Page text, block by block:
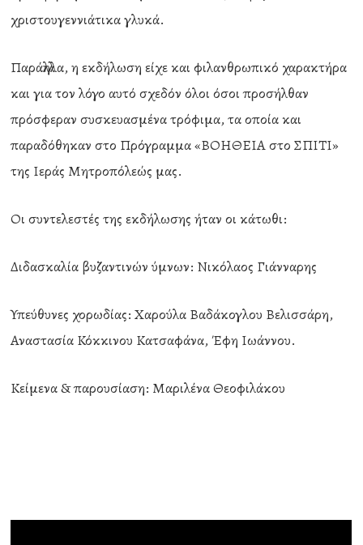
χριστουγεννιάτικα γλυκά.
Παράλληλα, η εκδήλωση είχε και φιλανθρωπικό χαρακτήρα
και για τον λόγο αυτό σχεδόν όλοι όσοι προσήλθαν
πρόσφεραν συσκευασμένα τρόφιμα, τα οποία και
παραδόθηκαν στο Πρόγραμμα «ΒΟΗΘΕΙΑ στο ΣΠΙΤΙ»
της Ιεράς Μητροπόλεώς μας.
Οι συντελεστές της εκδήλωσης ήταν οι κάτωθι:
Διδασκαλία βυζαντινών ύμνων: Νικόλαος Γιάνναρης
Υπεύθυνες χορωδίας: Χαρούλα Βαδάκογλου Βελισσάρη,
Αναστασία Κόκκινου Κατσαφάνα, Έφη Ιωάννου.
Κείμενα & παρουσίαση: Μαριλένα Θεοφιλάκου